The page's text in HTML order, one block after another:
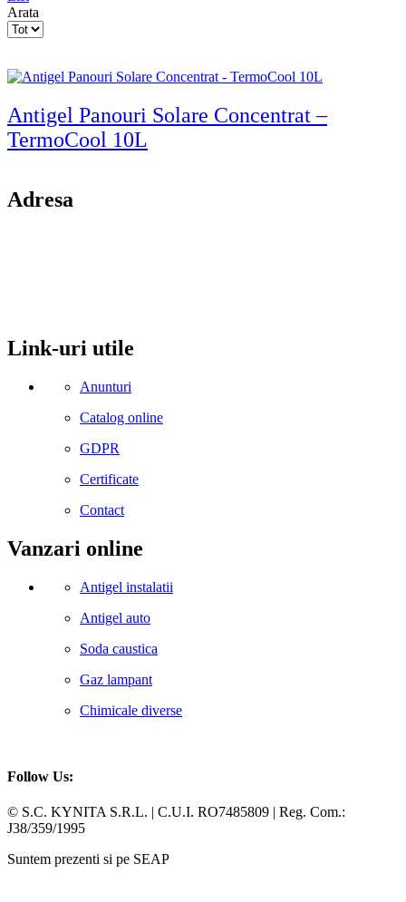
Arata
Products
Antigel Panouri Solare Concentrat –
TermoCool 10L
Adresa
Link-uri utile
Anunturi
Catalog online
GDPR
Certificate
Contact
Vanzari online
Antigel instalatii
Antigel auto
Soda caustica
Gaz lampant
Chimicale diverse
Follow Us:
Facebook
Whatsapp
© S.C. KYNITA S.R.L. | C.U.I. RO7485809 | Reg. Com.:
J38/359/1995
Suntem prezenti si pe SEAP